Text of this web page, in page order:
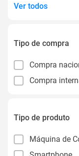
Ver todos
Tipo de compra
Compra
Compra
Tipo de produto
Máquina de